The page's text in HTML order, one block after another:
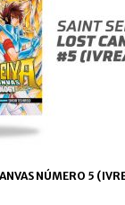
NÚMERO 5